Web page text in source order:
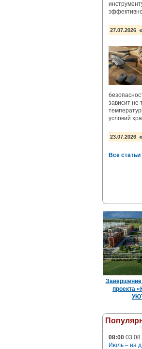
27.07.2026
зависит не
условий
23.07.2026
Все статьи
Завершение
проекта
08:00
Июль – на